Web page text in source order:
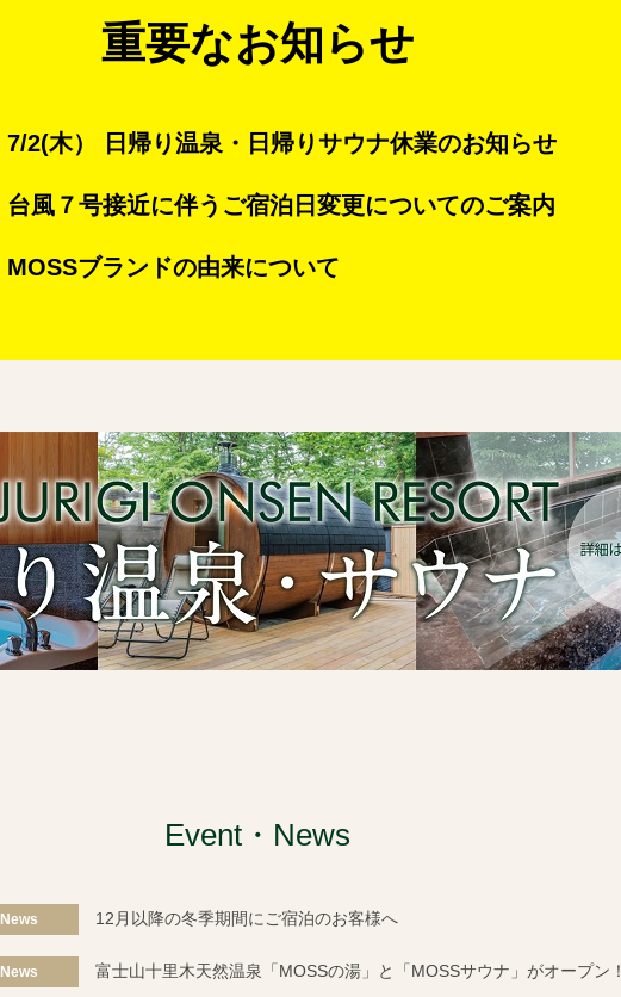
重要なお知らせ
7/2(木） 日帰り温泉・日帰りサウナ休業のお知らせ
台風７号接近に伴うご宿泊日変更についてのご案内
MOSSブランドの由来について
Event・News
News 12月以降の冬季期間にご宿泊のお客様へ
News 富士山十里木天然温泉「MOSSの湯」と「MOSSサウナ」がオープン！